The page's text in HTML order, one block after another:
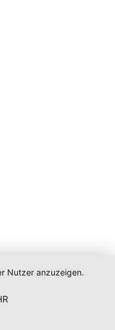
Nutzer anzuzeigen.